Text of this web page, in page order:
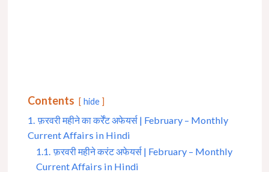
Contents hide
1. फ़रवरी महीने का कर्रेंट अफेयर्स | February – Monthly
Current Affairs in Hindi
1.1. फ़रवरी महीने करंट अफेयर्स | February – Monthly
Current Affairs in Hindi